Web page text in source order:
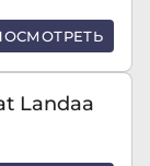
Landaa